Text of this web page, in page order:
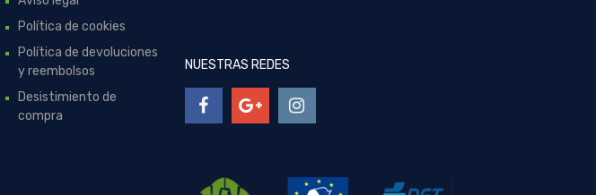
Política de cookies
Política de devoluciones
y reembolsos
Desistimiento de
compra
NUESTRAS REDES